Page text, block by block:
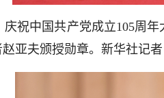
中国共产党成立105周年
赵亚夫颁授勋章。新华社记